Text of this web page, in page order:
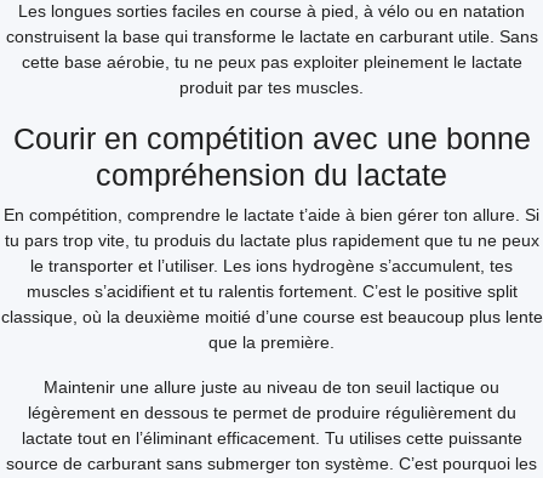
Les longues sorties faciles en course à pied, à vélo ou en natation
construisent la base qui transforme le lactate en carburant utile. Sans
cette base aérobie, tu ne peux pas exploiter pleinement le lactate
produit par tes muscles.
Courir en compétition avec une bonne
compréhension du lactate
En compétition, comprendre le lactate t’aide à bien gérer ton allure. Si
tu pars trop vite, tu produis du lactate plus rapidement que tu ne peux
le transporter et l’utiliser. Les ions hydrogène s’accumulent, tes
muscles s’acidifient et tu ralentis fortement. C’est le positive split
classique, où la deuxième moitié d’une course est beaucoup plus lente
que la première.
Maintenir une allure juste au niveau de ton seuil lactique ou
légèrement en dessous te permet de produire régulièrement du
lactate tout en l’éliminant efficacement. Tu utilises cette puissante
source de carburant sans submerger ton système. C’est pourquoi les